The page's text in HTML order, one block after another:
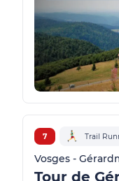
7 Trail
Vosges -